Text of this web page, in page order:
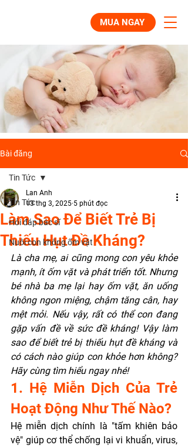
MUA NGAY
Bài đăng
Tin Tức
Hỏi đáp bác sĩ
Nuôi con không ốm vặt
Tin Tức
Làm Sao Để Biết Trẻ Bị
Thiếu Hụt Đề Kháng?
Lan Anh
13 thg 3, 2025 5 phút đọc
Là cha mẹ, ai cũng mong con yêu khỏe
mạnh, ít ốm vặt và phát triển tốt. Nhưng
bé nhà ba mẹ lại hay ốm vặt, ăn uống
không ngon miệng, chậm tăng cân, hay
mệt mỏi. Nếu vậy, rất có thể con đang
gặp vấn đề về sức đề kháng! Vậy làm
sao để biết trẻ bị thiếu hụt đề kháng và
có cách nào giúp con khỏe hơn không?
Hãy cùng tìm hiểu ngay nhé!
1. Hệ Miễn Dịch Của Trẻ
Hoạt Động Như Thế Nào?
Hệ miễn dịch chính là "tấm khiên bảo
vệ" giúp cơ thể chống lại vi khuẩn, virus,